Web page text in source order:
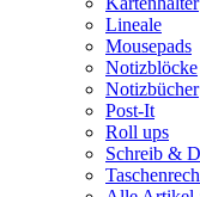
Lineale
Mousepads
Notizblöcke
Notizbücher
Post-It
Roll ups
Schreib &